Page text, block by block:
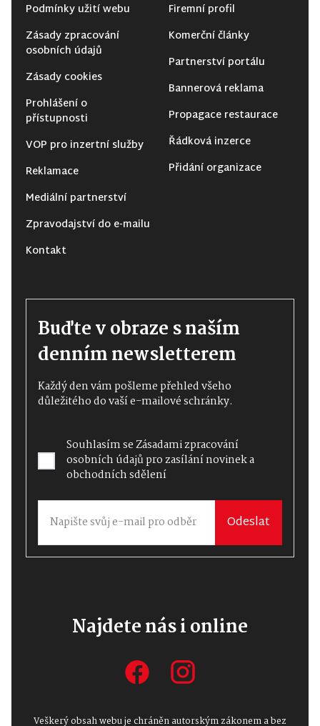
Podmínky užití webu
Zásady zpracování
osobních údajů
Zásady cookies
Prohlášení o
přístupnosti
VOP pro inzertní služby
Reklamace
Mediální partnerství
Zpravodajství do e-mailu
Kontakt
Firemní profil
Komerční články
Partnerství portálu
Bannerová reklama
Propagace restaurace
Řádková inzerce
Přidání organizace
Buďte v obraze s naším
denním newsletterem
Každý den vám pošleme přehled všeho
důležitého do vaší e-mailové schránky.
Souhlasím seZásadami zpracování
osobních údajůpro zasílání novinek a
obchodních sdělení
Odeslat
Najdete nás i online
Veškerý obsah webu je chráněn autorským zákonem a bez